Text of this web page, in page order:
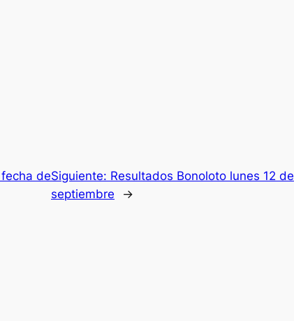
deSiguiente: Resultados Bonoloto lunes 12 de
septiembre
→